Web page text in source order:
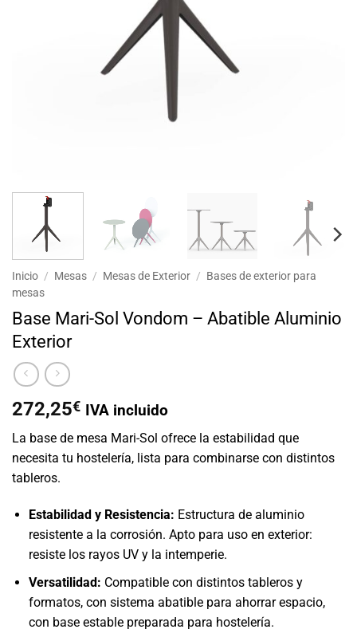
Inicio / Mesas / Mesas de Exterior / Bases de exterior para
mesas
Base Mari-Sol Vondom – Abatible Aluminio
Exterior
272,25€ IVA incluido
La base de mesa Mari-Sol ofrece la estabilidad que
necesita tu hostelería, lista para combinarse con distintos
tableros.
Estabilidad y Resistencia: Estructura de aluminio
resistente a la corrosión. Apto para uso en exterior:
resiste los rayos UV y la intemperie.
Versatilidad: Compatible con distintos tableros y
formatos, con sistema abatible para ahorrar espacio,
con base estable preparada para hostelería.